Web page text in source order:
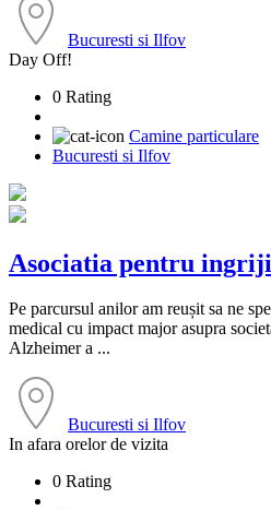
Bucuresti si Ilfov
Day Off!
0 Rating
Camine particulare
Bucuresti si Ilfov
Asociatia pentru
Pe parcursul anilor am reușit sa ne
medical cu impact major asupra
Alzheimer a ...
Bucuresti si Ilfov
In afara orelor de vizita
0 Rating